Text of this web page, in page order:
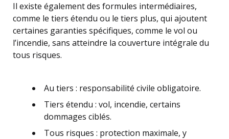
Il existe également des formules intermédiaires,
comme le tiers étendu ou le tiers plus, qui ajoutent
certaines garanties spécifiques, comme le vol ou
l’incendie, sans atteindre la couverture intégrale du
tous risques.
Au tiers : responsabilité civile obligatoire.
Tiers étendu : vol, incendie, certains
dommages ciblés.
Tous risques : protection maximale, y